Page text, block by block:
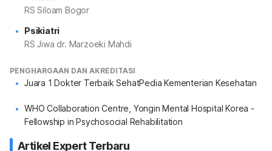
RS Siloam Bogor
Psikiatri
RS Jiwa dr. Marzoeki Mahdi
PENGHARGAAN DAN AKREDITASI
Juara 1 Dokter Terbaik SehatPedia Kementerian Kesehatan
WHO Collaboration Centre, Yongin Mental Hospital Korea -
Fellowship in Psychosocial Rehabilitation
Artikel Expert Terbaru